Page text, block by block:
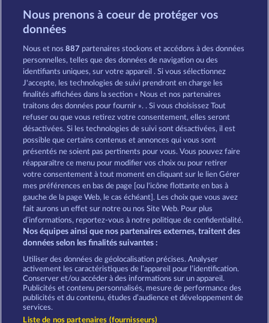
Savanna Moon Night Wolves
Black Beauty Wild Rapa Nui
CGU Charte de confidentialité
Mentions légales Société FAQ
Programme d'affiliation
Envoyer la demande de rétractation
Nous prenons à coeur de protéger vos
données
Nous et nos887 partenaires stockons et accédons à des données
personnelles, telles que des données de navigation ou des
identifiants uniques, sur votre appareil . Si vous sélectionnez
J'accepte, les technologies de suivi prendront en charge les
finalités affichées dans la section « Nous et nos partenaires
traitons des données pour fournir ». . Si vous choisissez Tout
refuser ou que vous retirez votre consentement, elles seront
désactivées. Si les technologies de suivi sont désactivées, il est
possible que certains contenus et annonces qui vous sont
présentés ne soient pas pertinents pour vous. Vous pouvez faire
réapparaître ce menu pour modifier vos choix ou pour retirer
votre consentement à tout moment en cliquant sur le lien Gérer
mes préférences en bas de page [ou l'icône flottante en bas à
gauche de la page Web, le cas échéant]. Les choix que vous avez
fait aurons un effet sur notre ou nos Site Web. Pour plus
d’informations, reportez-vous à notre politique de confidentialité.
Nos équipes ainsi que nos partenaires externes, traitent des
données selon les finalités suivantes :
Utiliser des données de géolocalisation précises. Analyser
activement les caractéristiques de l’appareil pour l’identification.
Conserver et/ou accéder à des informations sur un appareil.
Publicités et contenu personnalisés, mesure de performance des
publicités et du contenu, études d’audience et développement de
services.
Liste de nos partenaires (fournisseurs)